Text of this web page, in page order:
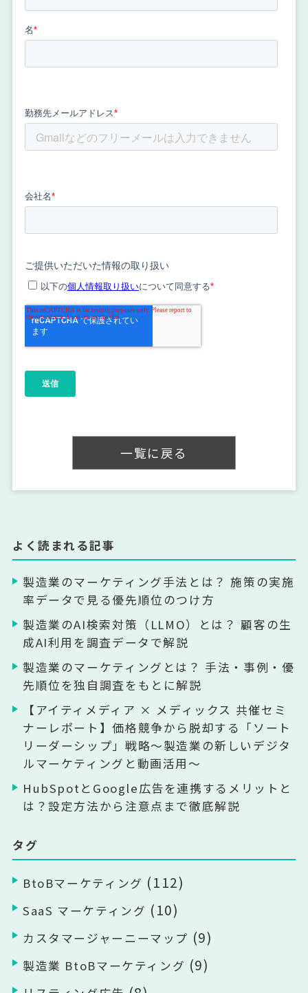
一覧に戻る
よく読まれる記事
製造業のマーケティング手法とは？ 施策の実施
率データで見る優先順位のつけ方
製造業のAI検索対策（LLMO）とは？ 顧客の生
成AI利用を調査データで解説
製造業のマーケティングとは？ 手法・事例・優
先順位を独自調査をもとに解説
【アイティメディア × メディックス 共催セミ
ナーレポート】価格競争から脱却する「ソート
リーダーシップ」戦略〜製造業の新しいデジタ
ルマーケティングと動画活用〜
HubSpotとGoogle広告を連携するメリットと
は？設定方法から注意点まで徹底解説
タグ
BtoBマーケティング (112)
SaaS マーケティング (10)
カスタマージャーニーマップ (9)
製造業 BtoBマーケティング (9)